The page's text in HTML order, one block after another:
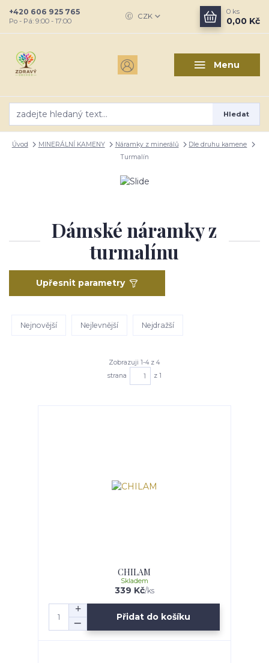
Menu
CZK
Hledat
+420 606 925 765
Po - Pá: 9:00 - 17:00
0 ks
0,00 Kč
Úvod MINERÁLNÍ KAMENY Náramky z minerálů
Dle druhu kamene
Turmalín
Dámské náramky z
turmalínu
Upřesnit parametry
Nejnovější Nejlevnější Nejdražší
Zobrazuji 1-4 z 4
strana
z 1
CHILAM
339 Kč/ks
Skladem
Přidat do košíku